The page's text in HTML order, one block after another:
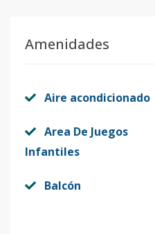
Amenidades
Aire acondicionado
Area De Juegos
Infantiles
Balcón